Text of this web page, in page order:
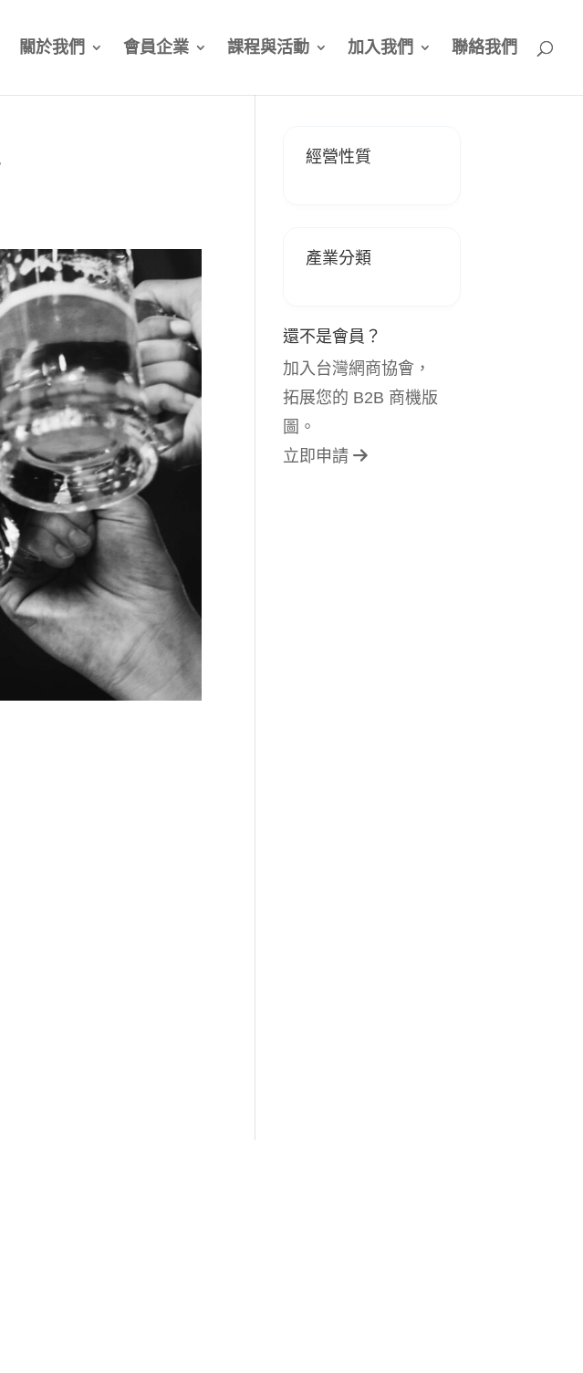
關於我們 會員企業 課程與活動 加入我們 聯絡我們
經營性質
產業分類
還不是會員？
加入台灣網商協會，
拓展您的 B2B 商機版
圖。
立即申請